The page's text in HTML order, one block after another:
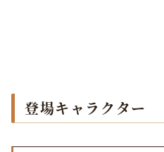
登場キャラクター